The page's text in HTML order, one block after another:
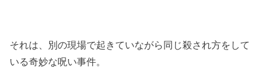
それは、別の現場で起きていながら同じ殺され方をして
いる奇妙な呪い事件。